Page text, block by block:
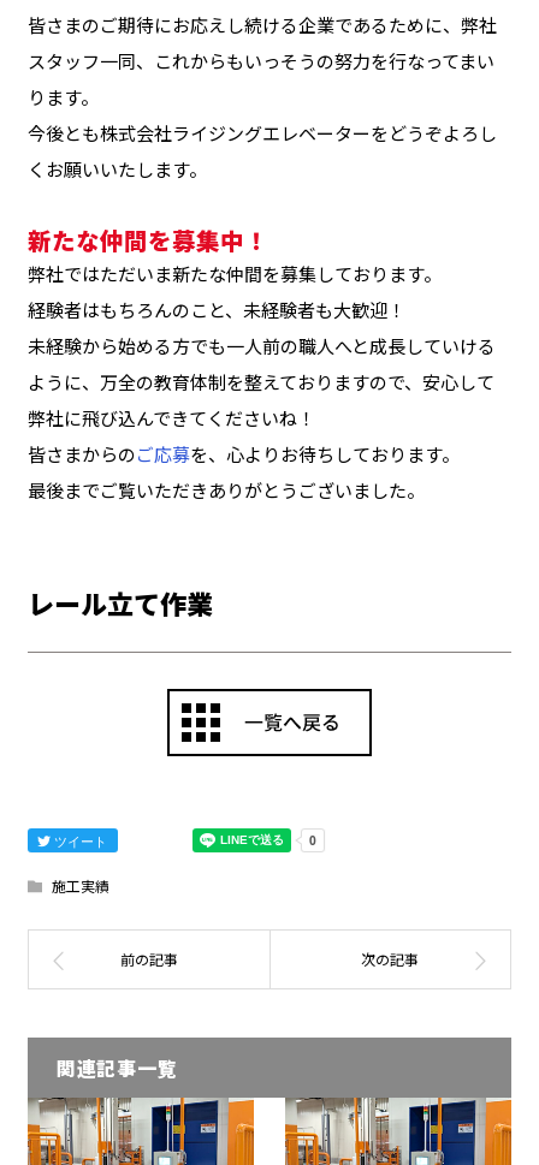
皆さまのご期待にお応えし続ける企業であるために、弊社
スタッフ一同、これからもいっそうの努力を行なってまい
ります。
今後とも株式会社ライジングエレベーターをどうぞよろし
くお願いいたします。
新たな仲間を募集中！
弊社ではただいま新たな仲間を募集しております。
経験者はもちろんのこと、未経験者も大歓迎！
未経験から始める方でも一人前の職人へと成長していける
ように、万全の教育体制を整えておりますので、安心して
弊社に飛び込んできてくださいね！
皆さまからのご応募を、心よりお待ちしております。
最後までご覧いただきありがとうございました。
レール立て作業
ツイート
施工実績
関連記事一覧